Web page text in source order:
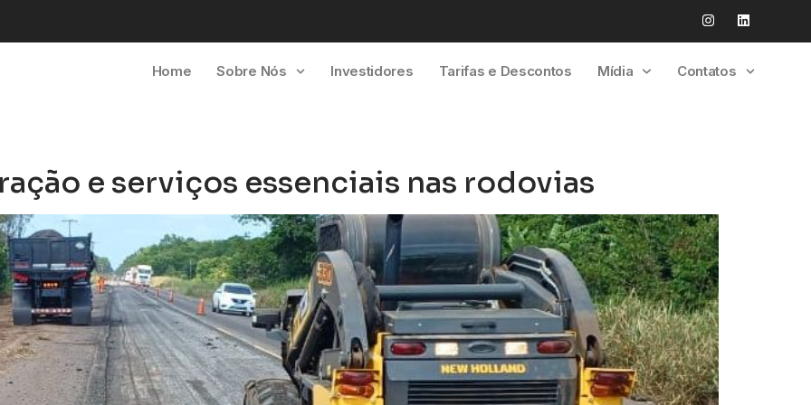
Home Sobre Nós Investidores Tarifas e Descontos Mídia Contatos
e serviços essenciais nas rodovias